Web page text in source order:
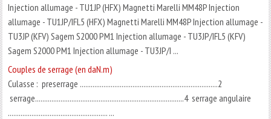
Injection allumage - TU1JP (HFX) Magnetti Marelli MM48P Injection
allumage - TU1JP/IFL5 (HFX) Magnetti Marelli MM48P Injection allumage -
TU3JP (KFV) Sagem S2000 PM1 Injection allumage - TU3JP/IFL5 (KFV)
Sagem S2000 PM1 Injection allumage - TU3JP/I ...
Couples de serrage (en daN.m)
Culasse : preserrage ............................................................................2
serrage..................................................................................4 serrage angulaire
....................................................... ...